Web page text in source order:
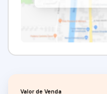
Valor de Venda